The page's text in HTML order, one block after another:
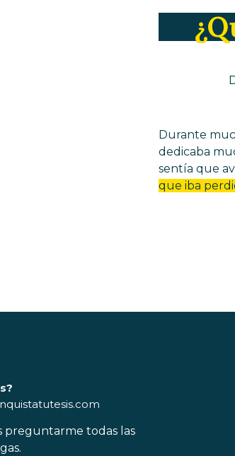
Durante
dedicaba
sentía que
que iba
preguntarme todas las